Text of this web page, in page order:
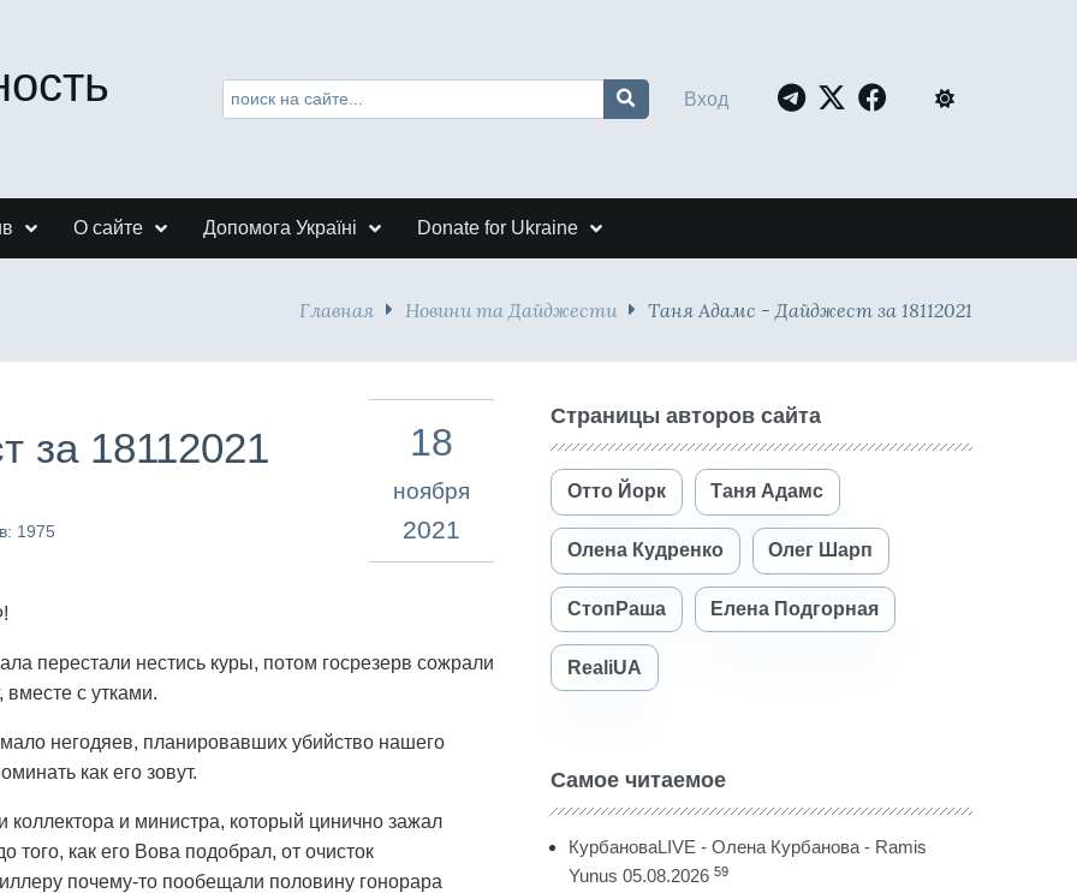
Вход
О сайте Допомога Україні Donate for Ukraine
Главная Новини та Дайджести Таня Адамс - Дайджест за 18112021
за 18112021
1975
18
ноября
2021
перестали нестись куры, потом госрезерв сожрали
с утками.
негодяев, планировавших убийство нашего
как его зовут.
коллектора и министра, который цинично зажал
как его Вова подобрал, от очисток
почему-то пообещали половину гонорара
Страницы авторов сайта
Отто Йорк Таня Адамс
Олена Кудренко Олег Шарп
СтопРаша Елена Подгорная
RealiUA
Самое читаемое
КурбановаLIVE - Олена Курбанова - Ramis
Yunus 05.08.2026 59